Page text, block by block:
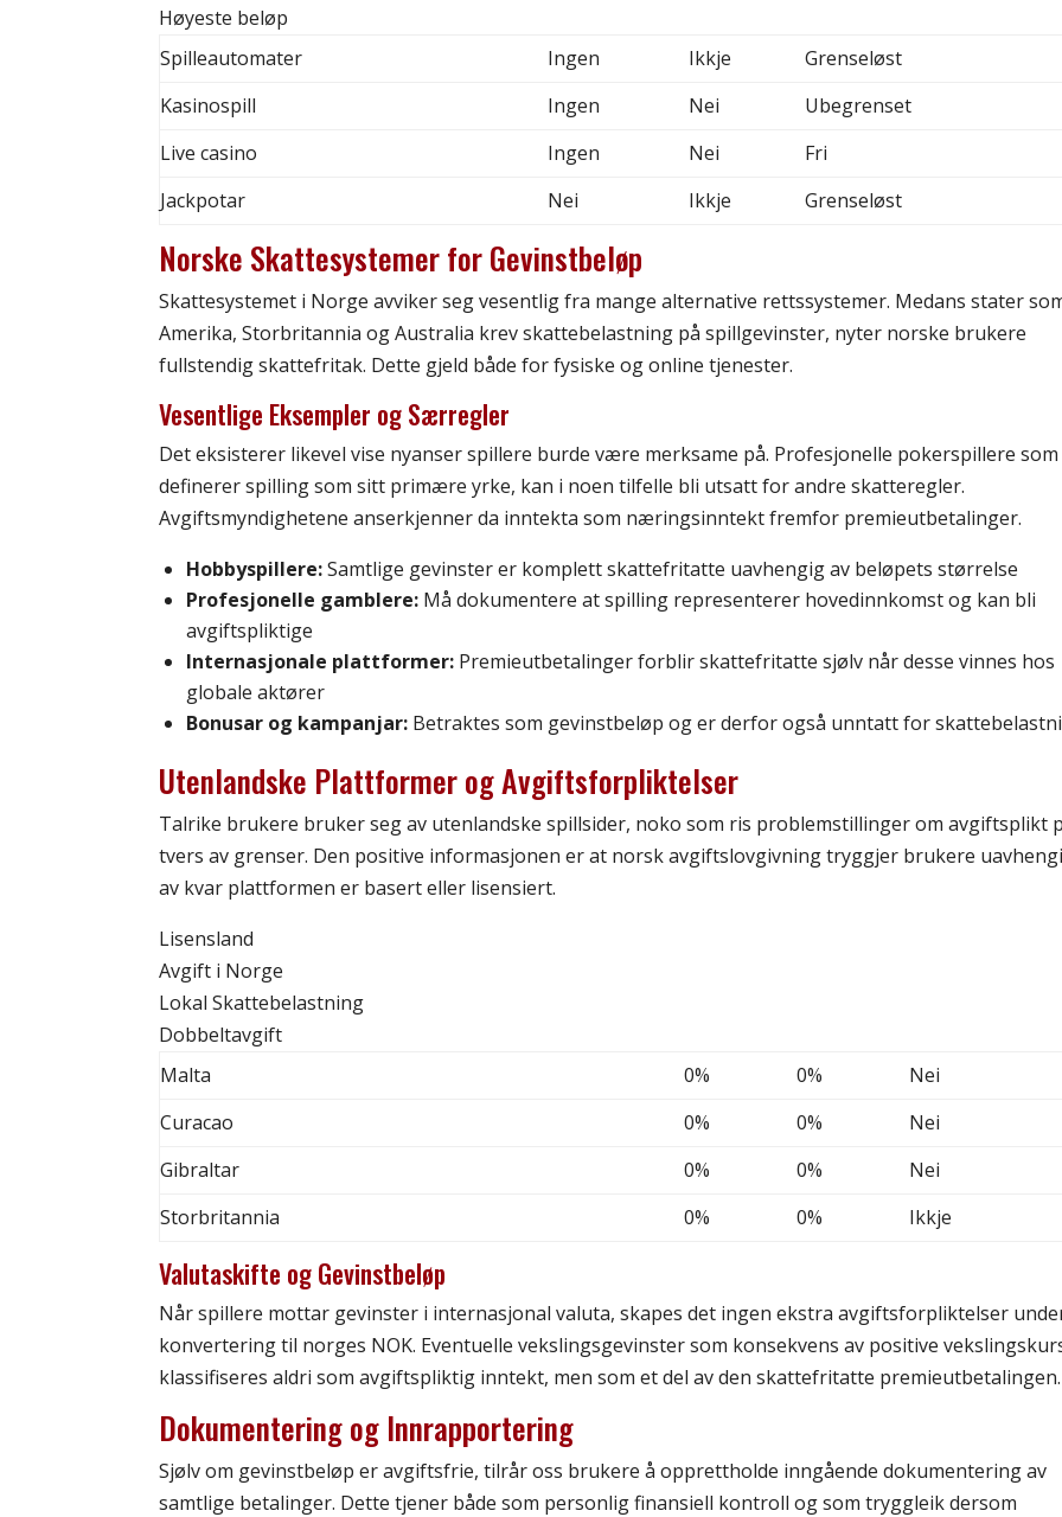
Høyeste beløp
Spilleautomater
Ingen Ikkje
Grenseløst
Kasinospill
Ingen Nei
Ubegrenset
Live casino
Ingen Nei
Fri
Jackpotar
Nei Ikkje Grenseløst
Norske Skattesystemer for Gevinstbeløp
Skattesystemet i Norge avviker seg vesentlig fra mange alternative rettssystemer. Medans stater
Amerika, Storbritannia og Australia krev skattebelastning på spillgevinster, nyter norske brukere
fullstendig skattefritak. Dette gjeld både for fysiske og online tjenester.
Vesentlige Eksempler og Særregler
Det eksisterer likevel vise nyanser spillere burde være merksame på. Profesjonelle pokerspillere som
definerer spilling som sitt primære yrke, kan i noen tilfelle bli utsatt for andre skatteregler.
Avgiftsmyndighetene anserkjenner da inntekta som næringsinntekt fremfor premieutbetalinger.
Hobbyspillere:Samtlige gevinster er komplett skattefritatte uavhengig av beløpets størrelse
Profesjonelle gamblere: Må dokumentere at spilling representerer hovedinnkomst og kan bli
avgiftspliktige
Internasjonale plattformer: Premieutbetalinger forblir skattefritatte sjølv når desse vinnes hos
globale aktører
Bonusar og kampanjar: Betraktes som gevinstbeløp og er derfor også unntatt for
Utenlandske Plattformer og Avgiftsforpliktelser
Talrike brukere bruker seg av utenlandske spillsider, noko som ris problemstillinger om avgiftsplikt
tvers av grenser. Den positive informasjonen er at norsk avgiftslovgivning tryggjer brukere
av kvar plattformen er basert eller lisensiert.
Lisensland
Avgift i Norge
Lokal Skattebelastning
Dobbeltavgift
Malta
0% 0%
Nei
Curacao
0% 0%
Nei
Gibraltar
0% 0%
Nei
Storbritannia
0% 0% Ikkje
Valutaskifte og Gevinstbeløp
Når spillere mottar gevinster i internasjonal valuta, skapes det ingen ekstra avgiftsforpliktelser
konvertering til norges NOK. Eventuelle vekslingsgevinster som konsekvens av positive
klassifiseres aldri som avgiftspliktig inntekt, men som et del av den skattefritatte premieutbetalingen.
Dokumentering og Innrapportering
Sjølv om gevinstbeløp er avgiftsfrie, tilrår oss brukere å opprettholde inngående dokumentering av
samtlige betalinger. Dette tjener både som personlig finansiell kontroll og som tryggleik dersom